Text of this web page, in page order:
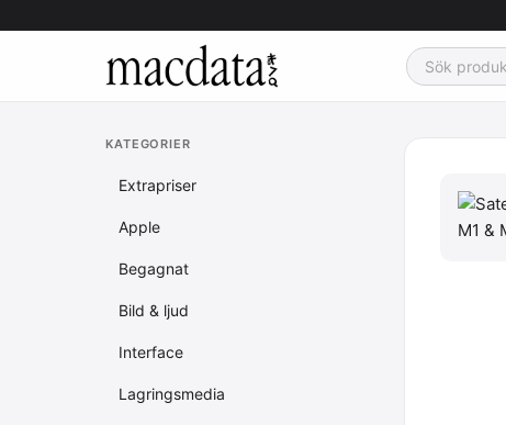
KATEGORIER
Extrapriser
Apple
Begagnat
Bild & ljud
Interface
Lagringsmedia